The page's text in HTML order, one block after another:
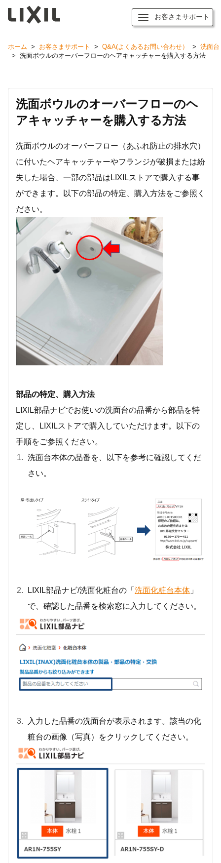
お客さまサポート
ホーム > お客さまサポート > Q&A(よくあるお問い合わせ） > 洗面台
> 洗面ボウルのオーバーフローのヘアキャッチャーを購入する方法
洗面ボウルのオーバーフローのヘ
アキャッチャーを購入する方法
洗面ボウルのオーバーフロー（あふれ防止の排水穴）
に付いたヘアキャッチャーやフランジが破損または紛
失した場合、一部の部品はLIXILストアで購入する事
ができます。以下の部品の特定、購入方法をご参照く
ださい。
部品の特定、購入方法
LIXIL部品ナビでお使いの洗面台の品番から部品を特
定し、LIXILストアで購入していただけます。以下の
手順をご参照ください。
洗面台本体の品番を、以下を参考に確認してくだ
さい。
LIXIL部品ナビ/洗面化粧台の「 洗面化粧台本体 」
で、確認した品番を検索窓に入力してください。
入力した品番の洗面台が表示されます。該当の化
粧台の画像（写真）をクリックしてください。